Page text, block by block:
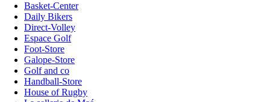
Basket-Center
Daily Bikers
Direct-Volley
Espace Golf
Foot-Store
Galope-Store
Golf and co
Handball-Store
House of Rugby